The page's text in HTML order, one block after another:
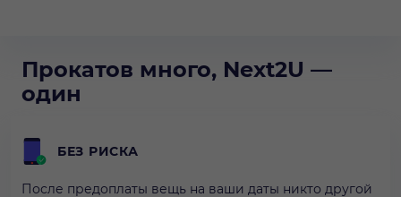
Прокатов много, Next2U —
один
БЕЗ РИСКА
После предоплаты вещь на ваши даты никто другой